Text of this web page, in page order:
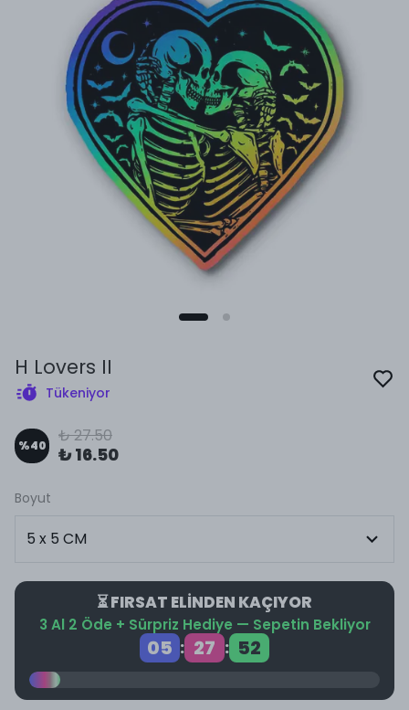
H Lovers II
Tükeniyor
%40 ₺ 27.50
₺ 16.50
Boyut
⏳ FIRSAT ELİNDEN KAÇIYOR
3 Al 2 Öde + Sürpriz Hediye — Sepetin Bekliyor
05 : 27 : 52